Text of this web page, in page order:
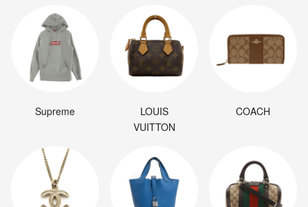
Supreme
LOUIS
VUITTON
COACH